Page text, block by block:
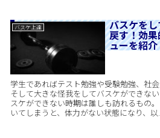
バスケ上達 バスケを
戻す！効
ューを紹介
学生であればテスト勉強や受験勉強、社
そして大きな怪我をしてバスケができな
スケができない時期は誰しも訪れるもの
いてしまうと、体力がない状態になり、以